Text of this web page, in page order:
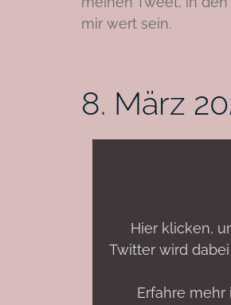
mir wert sein.
8. März
Hier klicken,
Twitter wird
Erfahre mehr